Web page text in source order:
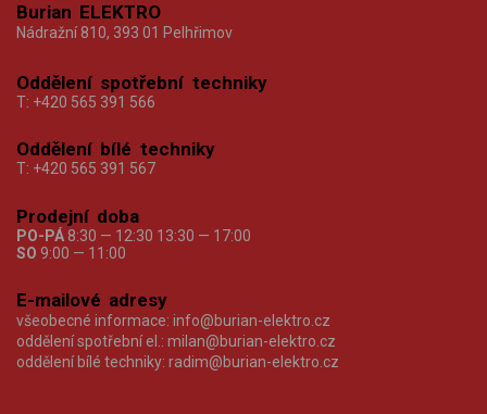
Burian ELEKTRO
Nádražní 810, 393 01 Pelhřimov
Oddělení spotřební techniky
T: +420 565 391 566
Oddělení bílé techniky
T: +420 565 391 567
Prodejní doba
PO-PÁ 8:30 — 12:30 13:30 — 17:00
SO 9:00 — 11:00
E-mailové adresy
všeobecné informace: info@burian-elektro.cz
oddělení spotřební el.: milan@burian-elektro.cz
oddělení bílé techniky: radim@burian-elektro.cz